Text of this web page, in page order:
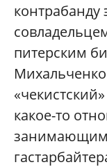
контрабанду
питерским
какое-то